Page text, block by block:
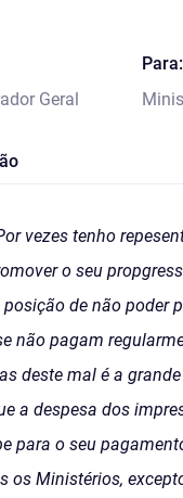
Geral
Para:
vezes tenho
o seu
de não poder
não pagam
deste mal é a
a despesa dos
para o seu
os Ministérios,